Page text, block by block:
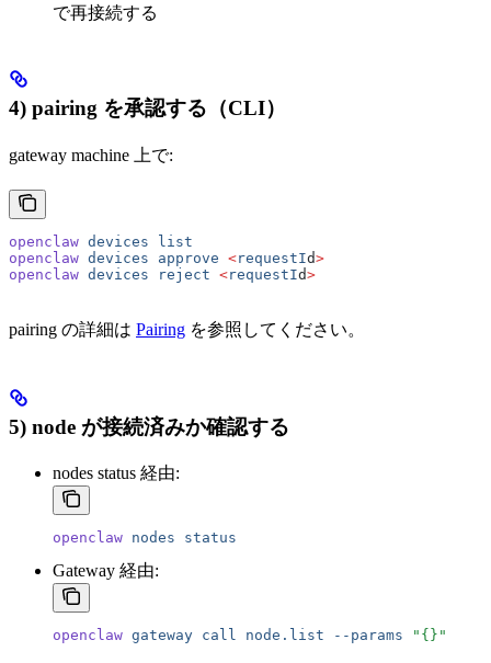
で再接続する
4) pairing を承認する（CLI）
gateway machine 上で:
openclaw devices list
openclaw devices approve <requestId>
openclaw devices reject <requestId>
pairing の詳細は Pairing を参照してください。
5) node が接続済みか確認する
nodes status 経由:
openclaw nodes status
Gateway 経由:
openclaw gateway call node.list --params "{}"